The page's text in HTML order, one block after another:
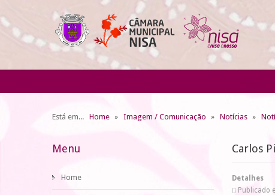
Está em... Home Imagem / Comunicação Notícias
Carlos
Detalhes
Publicado
Menu
Home